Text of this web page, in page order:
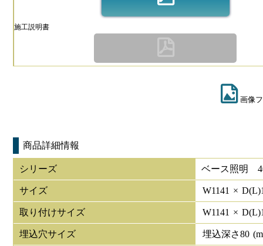
施工説明書
画像
商品詳細情報
シリーズ ベース照明
サイズ W1141 × D(L)
取り付けサイズ W1141 × D(L)
埋込穴サイズ 埋込深さ80